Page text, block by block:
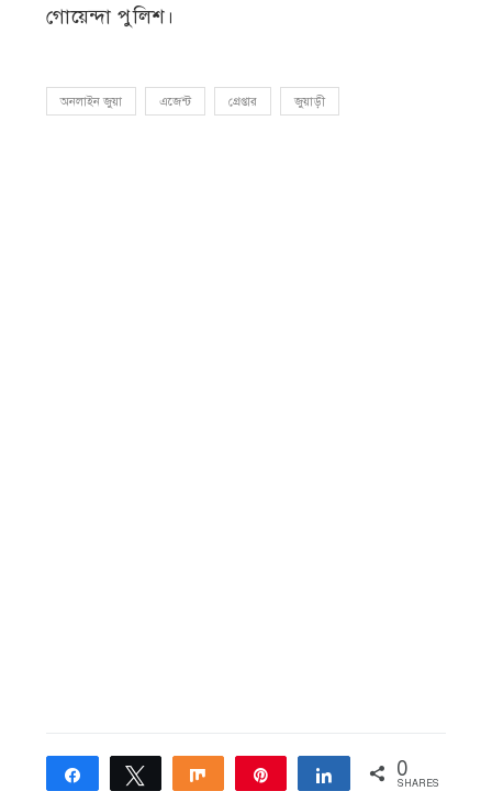
গোয়েন্দা পুলিশ।
অনলাইন জুয়া এজেন্ট গ্রেপ্তার জুয়াড়ী
Share Tweet Share Share 0
SHARES